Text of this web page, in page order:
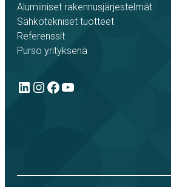
Alumiiniset rakennusjärjestelmät
Sähkötekniset tuotteet
Referenssit
Purso yrityksenä
LinkedIn
Instagram
Facebook
YouTube